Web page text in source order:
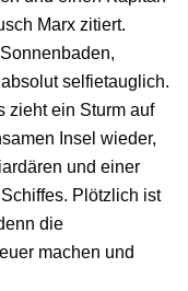
Marx zitiert.
selfietauglich.
zieht ein Sturm auf
Insel wieder,
und einer
Plötzlich ist
die
machen und